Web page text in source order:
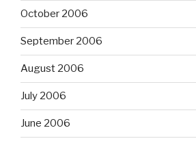
October 2006
September 2006
August 2006
July 2006
June 2006